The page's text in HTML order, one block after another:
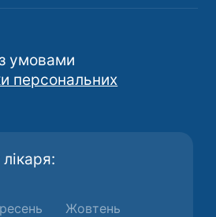
Жовтень
умовами
персональних